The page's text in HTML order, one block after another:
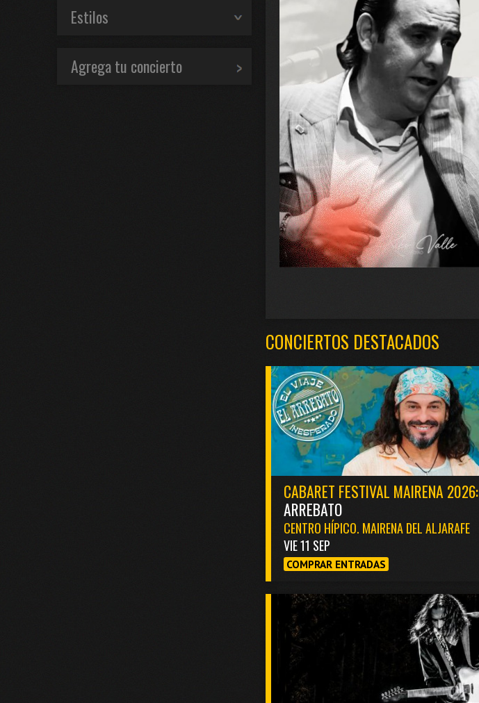
CONCIERTOS DESTACADOS
CABARET FESTIVAL MAIRENA 2026:
ARREBATO
CENTRO HÍPICO. MAIRENA DEL ALJARAFE
VIE 11 SEP
COMPRAR ENTRADAS
Estilos
Agrega tu concierto